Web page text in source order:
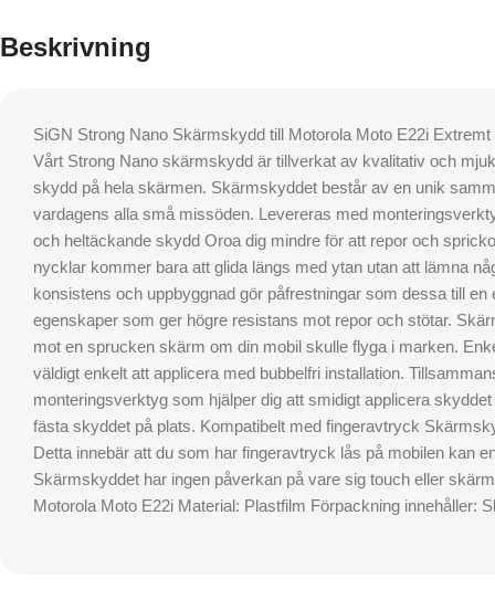
Beskrivning
SiGN Strong Nano Skärmskydd till Motorola Moto E22i
Vårt Strong Nano skärmskydd är tillverkat av kvalitativ och
skydd på hela skärmen. Skärmskyddet består av en unik
vardagens alla små missöden. Levereras med
och heltäckande skydd Oroa dig mindre för att repor och
nycklar kommer bara att glida längs med ytan utan att lämna
konsistens och uppbyggnad gör påfrestningar som dessa till
egenskaper som ger högre resistans mot repor och stötar.
mot en sprucken skärm om din mobil skulle flyga i marken.
väldigt enkelt att applicera med bubbelfri installation.
monteringsverktyg som hjälper dig att smidigt applicera
fästa skyddet på plats. Kompatibelt med fingeravtryck
Detta innebär att du som har fingeravtryck lås på mobilen kan
Skärmskyddet har ingen påverkan på vare sig touch eller
Motorola Moto E22i Material: Plastfilm Förpackning innehåller: